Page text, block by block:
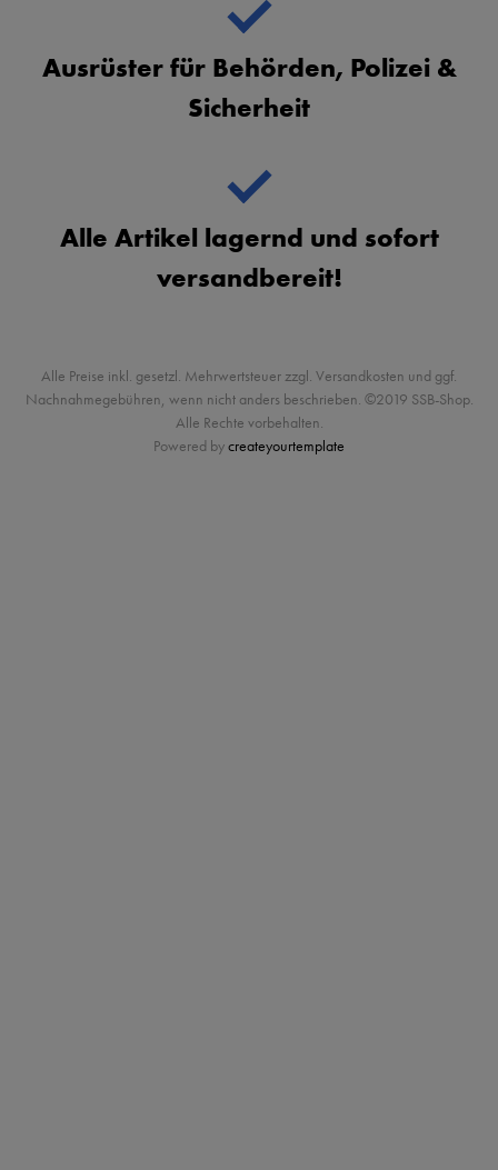
Ausrüster für Behörden, Polizei &
Sicherheit
Alle Artikel lagernd und sofort
versandbereit!
Alle Preise inkl. gesetzl. Mehrwertsteuer zzgl. Versandkosten und ggf.
Nachnahmegebühren, wenn nicht anders beschrieben. ©2019 SSB-Shop.
Alle Rechte vorbehalten.
Powered bycreateyourtemplate